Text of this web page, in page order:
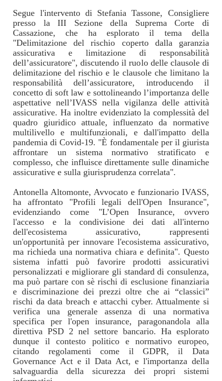
Segue l'intervento di Stefania Tassone, Consigliere
presso la III Sezione della Suprema Corte di
Cassazione, che ha esplorato il tema della
"Delimitazione del rischio coperto dalla garanzia
assicurativa e limitazione di responsabilità
dell’assicuratore", discutendo il ruolo delle clausole di
delimitazione del rischio e le clausole che limitano la
responsabilità dell’assicuratore, introducendo il
concetto di soft law e sottolineando l’importanza delle
aspettative nell’IVASS nella vigilanza delle attività
assicurative. Ha inoltre evidenziato la complessità del
quadro giuridico attuale, influenzato da normative
multilivello e multifunzionali, e dall'impatto della
pandemia di Covid-19. "È fondamentale per il giurista
affrontare un sistema normativo stratificato e
complesso, che influisce direttamente sulle dinamiche
assicurative e sulla giurisprudenza correlata".
Antonella Altomonte, Avvocato e funzionario IVASS,
ha affrontato "Profili legali dell'Open Insurance",
evidenziando come "L’Open Insurance, ovvero
l'accesso e la condivisione dei dati all'interno
dell'ecosistema assicurativo, rappresenti
un'opportunità per innovare l'ecosistema assicurativo,
ma richieda una normativa chiara e definita". Questo
sistema infatti può favorire prodotti assicurativi
personalizzati e migliorare gli standard di consulenza,
ma può partare con sè rischi di esclusione finanziaria
e discriminazione dei prezzi oltre che ai “classici”
rischi da data breach e attacchi cyber. Attualmente si
verifica una generale assenza di una normativa
specifica per l'open insurance, paragonandola alla
direttiva PSD 2 nel settore bancario. Ha esplorato
dunque il contesto politico e normativo europeo,
citando regolamenti come il GDPR, il Data
Governance Act e il Data Act, e l'importanza della
salvaguardia della sicurezza dei propri sistemi